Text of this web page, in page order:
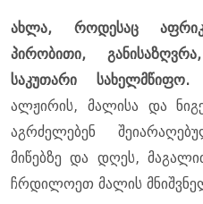
ახლა, როდესაც
პირობითი,
საკუთარი სახელმწიფო.
ალჟირის, მალისა და
აგრძელებენ
მიწებზე და დღეს,
ჩრდილოეთ მალის